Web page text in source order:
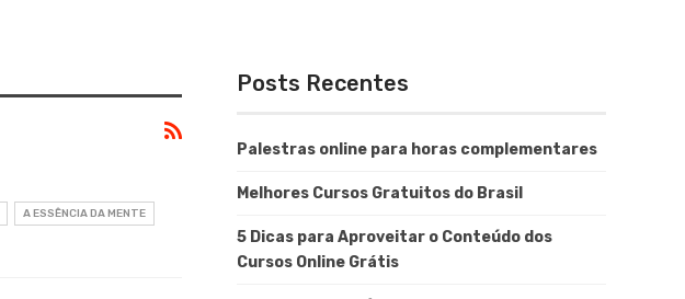
A ESSÊNCIA DA MENTE
Posts Recentes
Palestras online para horas complementares
Melhores Cursos Gratuitos do Brasil
5 Dicas para Aproveitar o Conteúdo dos
Cursos Online Grátis